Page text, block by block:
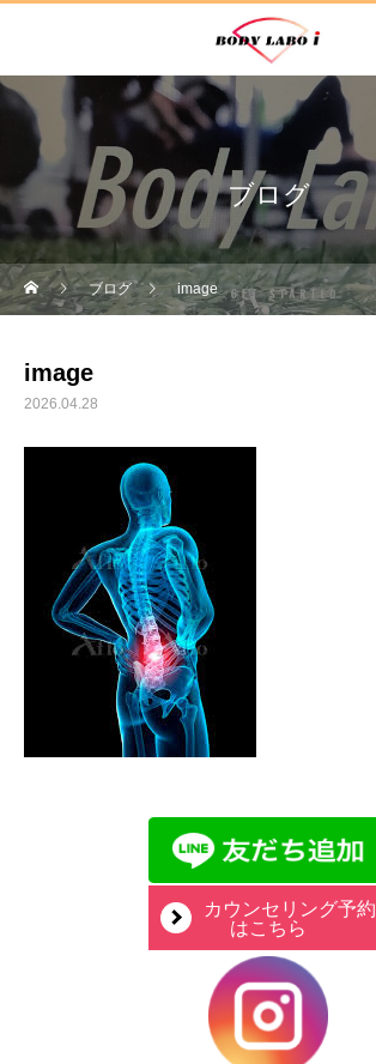
ブログ
ブログ image
image
2026.04.28
カウンセリング予約
はこちら